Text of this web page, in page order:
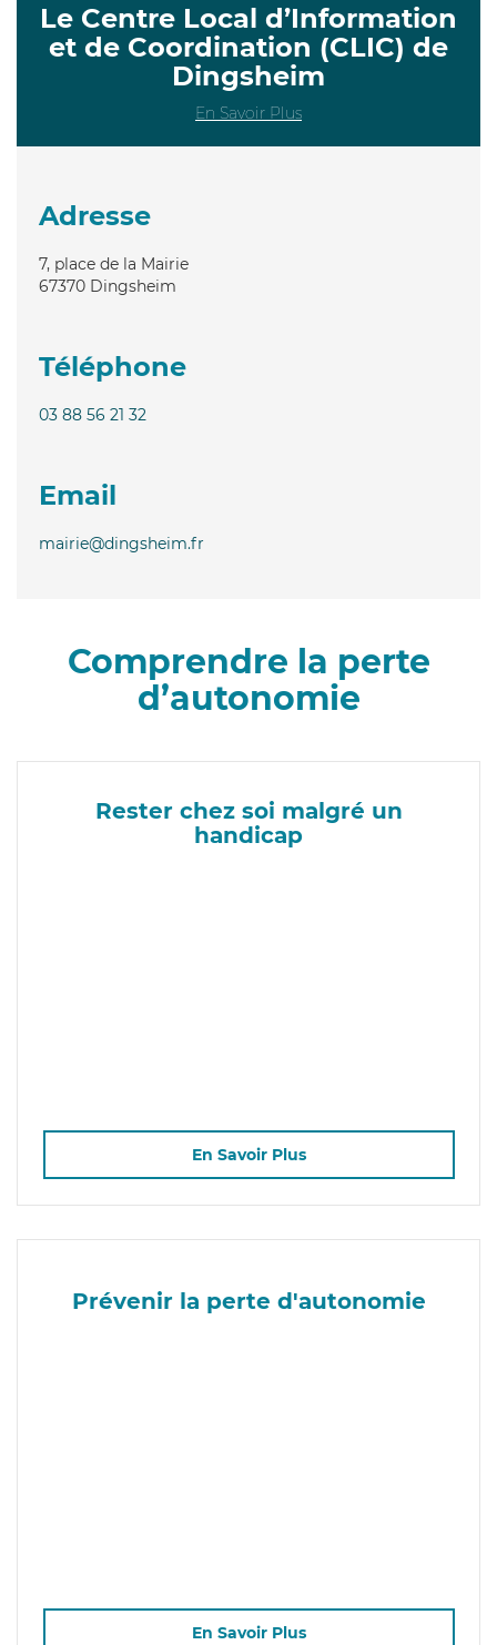
Le Centre Local d’Information
et de Coordination (CLIC) de
Dingsheim
En Savoir Plus
Adresse
7, place de la Mairie
67370 Dingsheim
Téléphone
03 88 56 21 32
Email
mairie@dingsheim.fr
Comprendre la perte
d’autonomie
Rester chez soi malgré un
handicap
En Savoir Plus
Prévenir la perte d'autonomie
En Savoir Plus